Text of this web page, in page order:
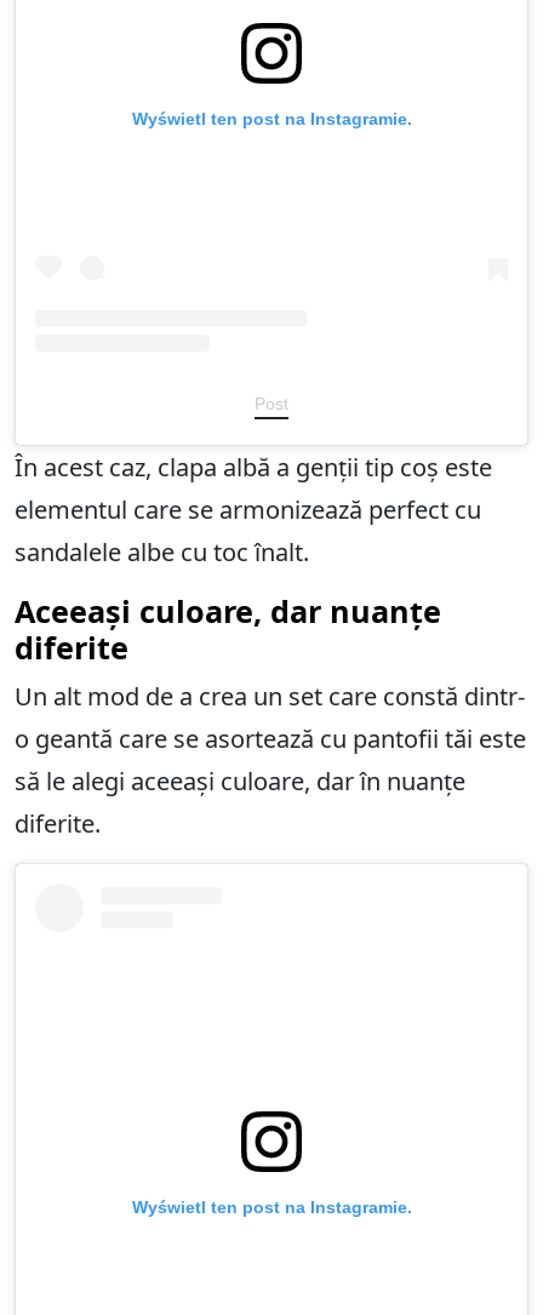
Wyświetl ten post na Instagramie.
Post
În acest caz, clapa albă a genții tip coș este
elementul care se armonizează perfect cu
sandalele albe cu toc înalt.
Aceeași culoare, dar nuanțe
diferite
Un alt mod de a crea un set care constă dintr-
o geantă care se asortează cu pantofii tăi este
să le alegi aceeași culoare, dar în nuanțe
diferite.
Wyświetl ten post na Instagramie.